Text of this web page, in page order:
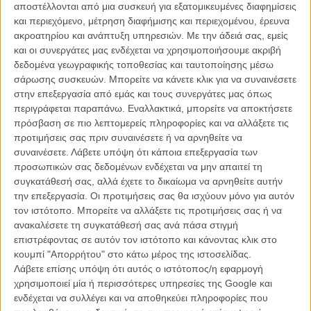
αποστέλλονται από μια συσκευή για εξατομικευμένες διαφημίσεις
και περιεχόμενο, μέτρηση διαφήμισης και περιεχομένου, έρευνα
ακροατηρίου και ανάπτυξη υπηρεσιών. Με την άδειά σας, εμείς
και οι συνεργάτες μας ενδέχεται να χρησιμοποιήσουμε ακριβή
δεδομένα γεωγραφικής τοποθεσίας και ταυτοποίησης μέσω
σάρωσης συσκευών. Μπορείτε να κάνετε κλικ για να συναινέσετε
στην επεξεργασία από εμάς και τους συνεργάτες μας όπως
περιγράφεται παραπάνω. Εναλλακτικά, μπορείτε να αποκτήσετε
πρόσβαση σε πιο λεπτομερείς πληροφορίες και να αλλάξετε τις
προτιμήσεις σας πριν συναινέσετε ή να αρνηθείτε να
συναινέσετε. Λάβετε υπόψη ότι κάποια επεξεργασία των
προσωπικών σας δεδομένων ενδέχεται να μην απαιτεί τη
συγκατάθεσή σας, αλλά έχετε το δικαίωμα να αρνηθείτε αυτήν
την επεξεργασία. Οι προτιμήσεις σας θα ισχύουν μόνο για αυτόν
τον ιστότοπο. Μπορείτε να αλλάξετε τις προτιμήσεις σας ή να
ανακαλέσετε τη συγκατάθεσή σας ανά πάσα στιγμή
επιστρέφοντας σε αυτόν τον ιστότοπο και κάνοντας κλικ στο
κουμπί "Απορρήτου" στο κάτω μέρος της ιστοσελίδας.
Λάβετε επίσης υπόψη ότι αυτός ο ιστότοπος/η εφαρμογή
χρησιμοποιεί μία ή περισσότερες υπηρεσίες της Google και
ενδέχεται να συλλέγει και να αποθηκεύει πληροφορίες που
που στοιβάζει ταινίες - καθώς την Πέμπτη 14 Μαΐου βγαίνουν
(τουλάιχστον) 12 - με αποτελέσματα που θα μοιάζουν ολέθρια σε
λίγο καιρό από τώρα.
Αναλυτικά το τοπ-10 των εισιτηρίων του τετραημέρου 7 έως
και 10 Μαΐου 2026.
1.«Ο Διάβολος Φοράει Prada 2», 67 αίθουσες στην Αθήνα, 148
πανελλαδικά, 42.311 εισιτήρια (2η εβδομάδα) | Σύνολο εισιτηρίων
μέχρι και σήμερα: 149.416
2.«Michael», 38 αίθουσες στην Αθήνα, 105 πανελλαδικά, 24.365
εισιτήρια (3η εβδομάδα) | Σύνολο εισιτηρίων μέχρι και σήμερα (με τα
previews): 160.788
3.«Mortal Kombat II», 14 αίθουσες στην Αθήνα, 55 πανελλαδικά,
8.564 εισιτήρια (1η εβδομάδα)
4.«Hokum», 16 αίθουσες στην Αθήνα, 39 πανελλαδικά, 5.985
εισιτήρια (1η εβδομάδα) | Σύνολο εισιτηρίων μέχρι και σήμερα